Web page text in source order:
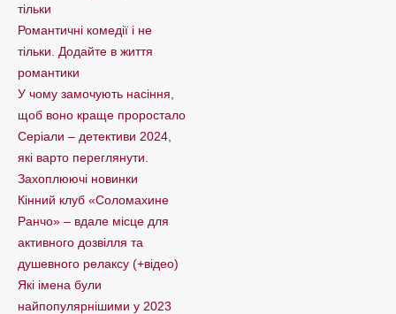
тільки
Романтичні комедії і не
тільки. Додайте в життя
романтики
У чому замочують насіння,
щоб воно краще проростало
Серіали – детективи 2024,
які варто пеpеглянути.
Захоплюючі новинки
Кінний клуб «Соломахине
Ранчо» – вдале місце для
активного дозвілля та
душевного релаксу (+відео)
Які імена були
найпопулярнішими у 2023